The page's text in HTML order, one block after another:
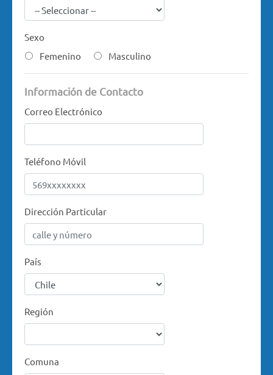
Sexo
Femenino
Masculino
Información de Contacto
Correo Electrónico
Teléfono Móvil
Dirección Particular
País
Región
Comuna